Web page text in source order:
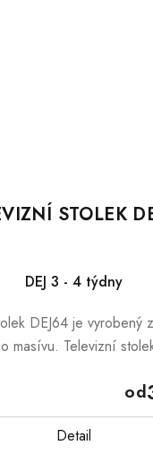
STOLEK
DEJ 3 - 4 týdny
od
Detail
DEJ64 je vyrobený
masívu. Televizní
škrábancům.